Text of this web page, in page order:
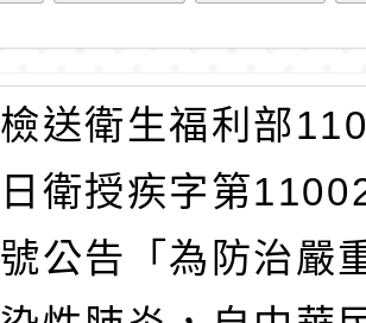
檢送衛生福利部
日衛授疾字第
號公告「為防治嚴